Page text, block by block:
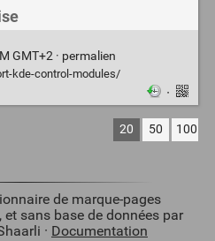
GMT+2 · permalien
kde-control-modules/
·
20 50 100
de marque-pages
sans base de données par
· Documentation